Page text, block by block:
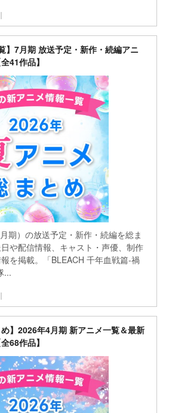
】7月期 放送予定・新作・続編アニ
41作品】
期）の放送予定・新作・続編を総ま
や配信情報、キャスト・声優、制作
を掲載。「BLEACH 千年血戦篇-禍
...
め】2026年4月期 新アニメ一覧＆最新
68作品】